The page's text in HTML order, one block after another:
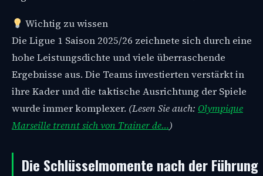
Wichtig zu wissen
Die Ligue 1 Saison 2025/26 zeichnete sich durch eine
hohe Leistungsdichte und viele überraschende
Ergebnisse aus. Die Teams investierten verstärkt in
ihre Kader und die taktische Ausrichtung der Spiele
wurde immer komplexer. (Lesen Sie auch: Olympique
Marseille trennt sich von Trainer de…)
Die Schlüsselmomente nach der Führung